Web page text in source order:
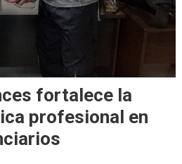
fortalece la
profesional en